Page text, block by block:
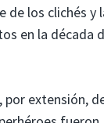
de los clichés y
en la década
por extensión,